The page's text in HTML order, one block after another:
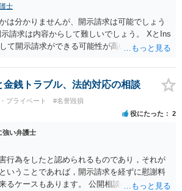
士
は分かりませんが、開示請求は可能でしょう
請求は内容からして難しいでしょう。 XとIns
て開示請求ができる可能性が高いでしょう。
カウントが削除されている場合、今から進め
いように思われます。 相手を特定できた場
費用を負担させることは可能でしょうか？ →
認めれば負担させることができるでしょう。
は、実際の弁護士費用が認められる場合と認
ともいえないところでしょう。
銭トラブル、法的対応の相談
プライベート #名誉毀損
役にたった 2
強い弁護士
行為をしたと認められるものであり，それが
いうことであれば，開示請求を経ずに慰謝料
るケースもあります。 公開相談の場では回答